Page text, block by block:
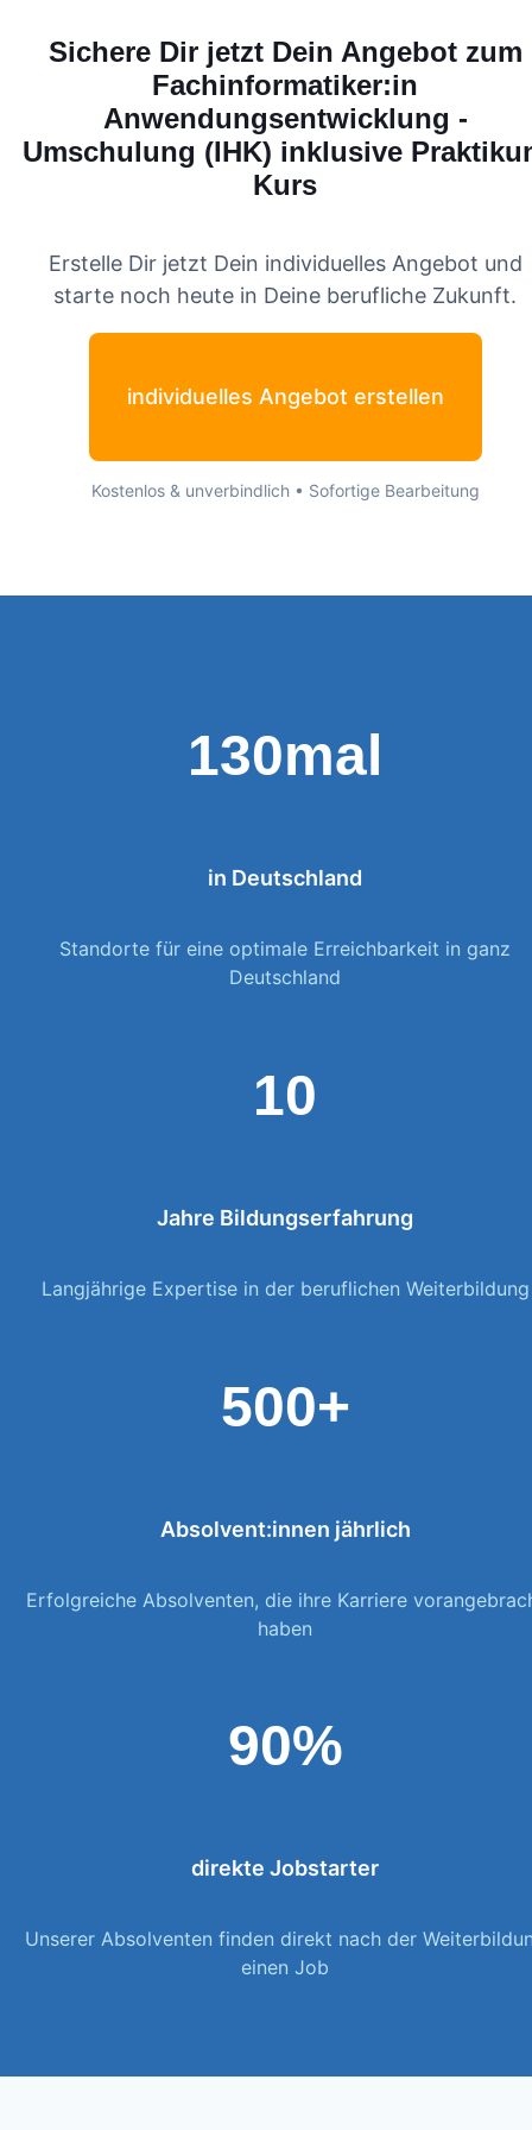
Sichere Dir jetzt Dein Angebot zum
Fachinformatiker:in
Anwendungsentwicklung -
Umschulung (IHK) inklusive
Kurs
Erstelle Dir jetzt Dein individuelles Angebot und
starte noch heute in Deine berufliche Zukunft.
individuelles Angebot erstellen
Kostenlos & unverbindlich • Sofortige Bearbeitung
130mal
in Deutschland
Standorte für eine optimale Erreichbarkeit in ganz
Deutschland
10
Jahre Bildungserfahrung
Langjährige Expertise in der beruflichen Weiterbildung
500+
Absolvent:innen jährlich
Erfolgreiche Absolventen, die ihre Karriere
haben
90%
direkte Jobstarter
Unserer Absolventen finden direkt nach der
einen Job